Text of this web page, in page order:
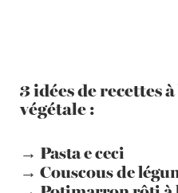
3 idées de recettes
végétale :
→ Pasta e ceci
→ Couscous de